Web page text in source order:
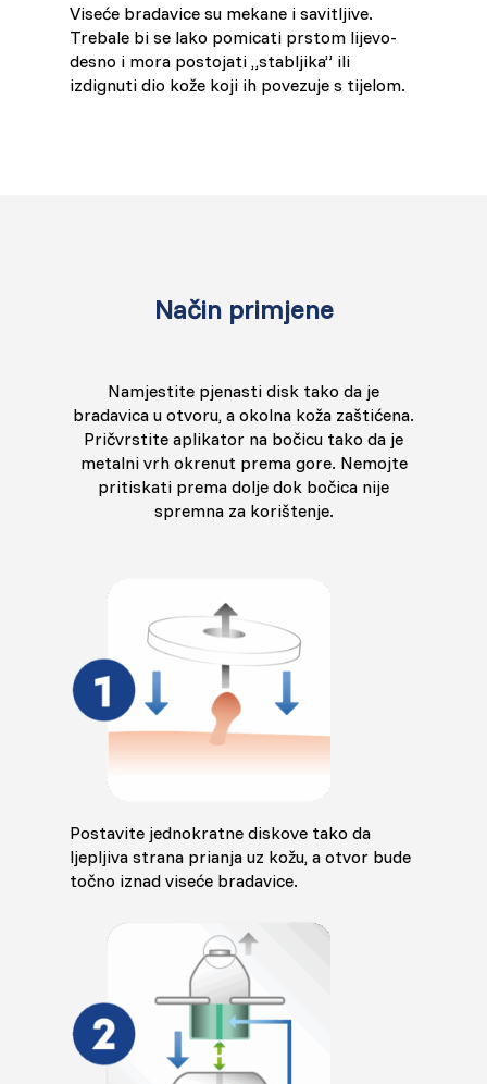
Viseće bradavice su mekane i savitljive.
Trebale bi se lako pomicati prstom lijevo-
desno i mora postojati „stabljika” ili
izdignuti dio kože koji ih povezuje s tijelom.
Način primjene
Namjestite pjenasti disk tako da je
bradavica u otvoru, a okolna koža zaštićena.
Pričvrstite aplikator na bočicu tako da je
metalni vrh okrenut prema gore. Nemojte
pritiskati prema dolje dok bočica nije
spremna za korištenje.
Postavite jednokratne diskove tako da
ljepljiva strana prianja uz kožu, a otvor bude
točno iznad viseće bradavice.